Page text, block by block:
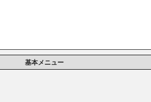
基本メニュー